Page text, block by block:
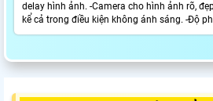
delay hình ảnh. -Camera cho hình ảnh rõ,
kể cả trong điều kiện không ánh sáng. -Độ